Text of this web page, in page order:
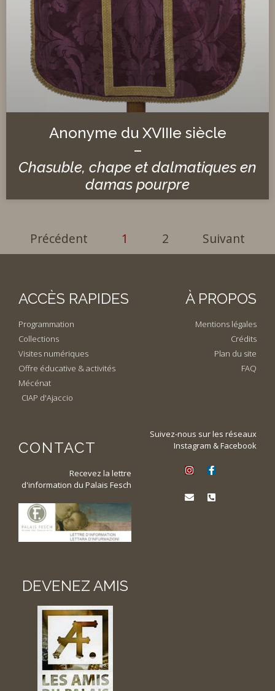
Anonyme du XVIIIe siècle
–
Chasuble, chape et dalmatiques en
damas pourpre
Précédent 1 2 Suivant
ACCÈS RAPIDES
Programmation
Collections
Visites numériques
Offre éducative & activités
Mécénat
CIAP d'Ajaccio
À PROPOS
Mentions légales
Crédits
Plan du site
FAQ
CONTACT
Recevez la lettre
d'information du Palais Fesch
Suivez-nous sur les réseaux
Instagram & Facebook
DEVENEZ AMIS